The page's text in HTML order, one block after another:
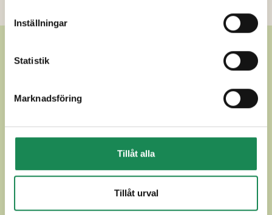
Inställningar
Statistik
Marknadsföring
Tillåt alla
Tillåt urval
ANDRA LÄCKRA SALTA PAJER